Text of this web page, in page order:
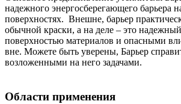
надежного энергосберегающего барьера
поверхностях. Внешне, барьер
обычной краски, а на деле – это
поверхностью материалов и опасными
вне. Можете быть уверены, Барьер
возложенными на него задачами.
Области применения